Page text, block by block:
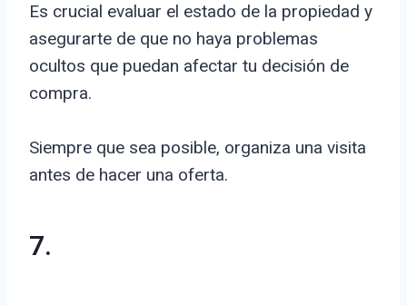
Es crucial evaluar el estado de la propiedad y
asegurarte de que no haya problemas
ocultos que puedan afectar tu decisión de
compra.
Siempre que sea posible, organiza una visita
antes de hacer una oferta.
7.